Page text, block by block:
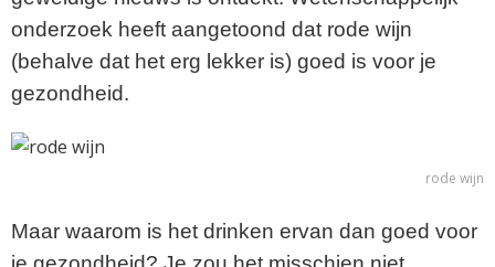
onderzoek heeft aangetoond dat rode wijn
(behalve dat het erg lekker is) goed is voor je
gezondheid.
rode wijn
Maar waarom is het drinken ervan dan goed voor